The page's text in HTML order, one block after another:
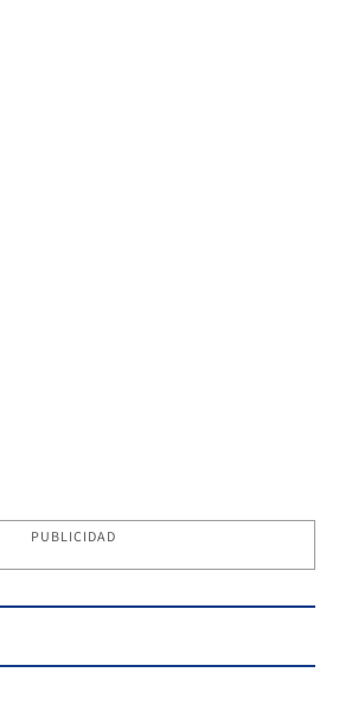
PUBLICIDAD